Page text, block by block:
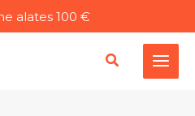
alates 100 €